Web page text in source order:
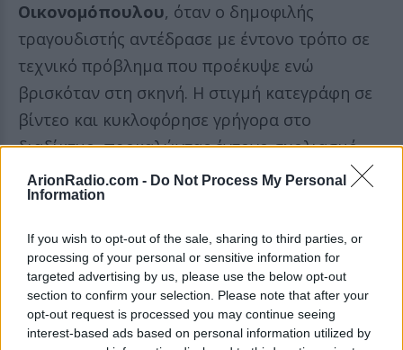
ArionRadio.com - Do Not Process My Personal
Information
If you wish to opt-out of the sale, sharing to third parties, or
processing of your personal or sensitive information for
targeted advertising by us, please use the below opt-out
section to confirm your selection. Please note that after your
opt-out request is processed you may continue seeing
interest-based ads based on personal information utilized by
Οικονομόπουλου, όταν ο δημοφιλής
τραγουδιστής αντέδρασε με έντονο τρόπο σε
τεχνικό πρόβλημα που προέκυψε ενώ
βρισκόταν στη σκηνή. Η στιγμή κατεγράφη σε
βίντεο και κυκλοφόρησε γρήγορα στο
διαδίκτυο, προκαλώντας έντονο σχολιασμό.
Συγκεκριμένα, κατά τη διάρκεια της εκτέλεσης
λόγο», ο καλλιτέχνης αντιμετώπισε πρόβλημα
με τα in-ear ακουστικά του, με αποτέλεσμα η
επικοινωνία με τους τεχνικούς της σκηνής να
διακοπεί.